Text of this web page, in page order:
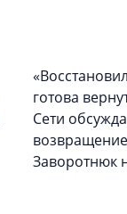
готова
Сети
возвращение
Заворотнюк